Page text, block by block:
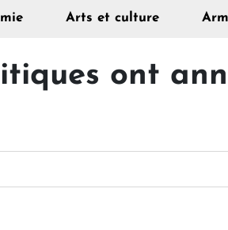
Arts et culture
ont